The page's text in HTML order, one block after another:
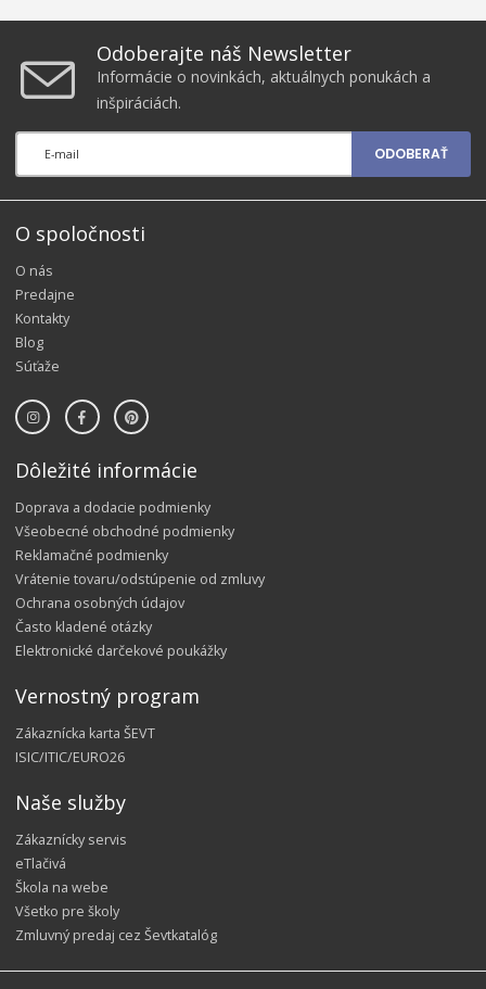
Odoberajte náš Newsletter
Informácie o novinkách, aktuálnych ponukách a
inšpiráciách.
ODOBERAŤ
O spoločnosti
O nás
Predajne
Kontakty
Blog
Súťaže
Dôležité informácie
Doprava a dodacie podmienky
Všeobecné obchodné podmienky
Reklamačné podmienky
Vrátenie tovaru/odstúpenie od zmluvy
Ochrana osobných údajov
Často kladené otázky
Elektronické darčekové poukážky
Vernostný program
Zákaznícka karta ŠEVT
ISIC/ITIC/EURO26
Naše služby
Zákaznícky servis
eTlačivá
Škola na webe
Všetko pre školy
Zmluvný predaj cez Ševtkatalóg